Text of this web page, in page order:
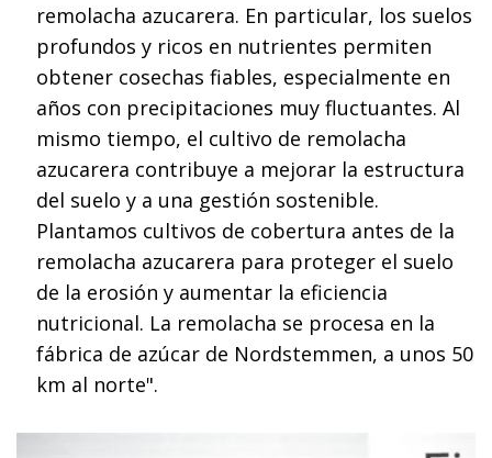
remolacha azucarera. En particular, los suelos
profundos y ricos en nutrientes permiten
obtener cosechas fiables, especialmente en
años con precipitaciones muy fluctuantes. Al
mismo tiempo, el cultivo de remolacha
azucarera contribuye a mejorar la estructura
del suelo y a una gestión sostenible.
Plantamos cultivos de cobertura antes de la
remolacha azucarera para proteger el suelo
de la erosión y aumentar la eficiencia
nutricional. La remolacha se procesa en la
fábrica de azúcar de Nordstemmen, a unos 50
km al norte".